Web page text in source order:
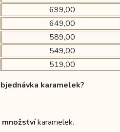
699,00
649,00
589,00
549,00
519,00
karamelek?
množstvíkaramelek.